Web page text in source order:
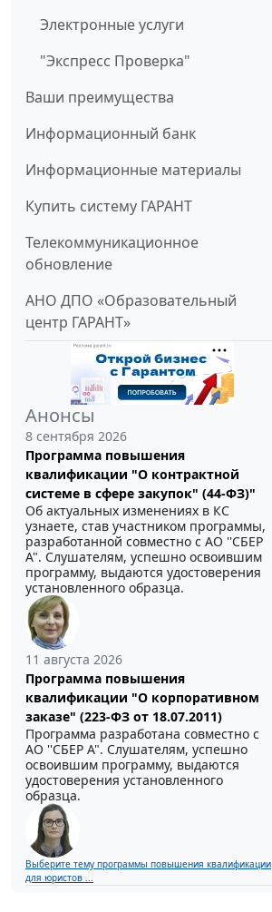
Электронные услуги
"Экспресс Проверка"
Ваши преимущества
Информационный банк
Информационные материалы
Купить систему ГАРАНТ
Телекоммуникационное
обновление
АНО ДПО «Образовательный
центр ГАРАНТ»
Анонсы
8 сентября 2026
Программа повышения
квалификации "О контрактной
системе в сфере закупок" (44-ФЗ)"
Об актуальных изменениях в КС
узнаете, став участником программы,
разработанной совместно с АО ''СБЕР
А". Слушателям, успешно освоившим
программу, выдаются удостоверения
установленного образца.
11 августа 2026
Программа повышения
квалификации "О корпоративном
заказе" (223-ФЗ от 18.07.2011)
Программа разработана совместно с
АО ''СБЕР А". Слушателям, успешно
освоившим программу, выдаются
удостоверения установленного
образца.
Выберите тему программы повышения квалификации
для юристов ...